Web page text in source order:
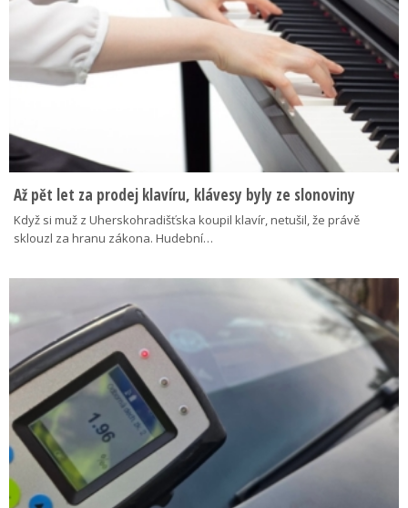
Až pět let za prodej klavíru, klávesy byly ze slonoviny
Když si muž z Uherskohradišťska koupil klavír, netušil, že právě
sklouzl za hranu zákona. Hudební…